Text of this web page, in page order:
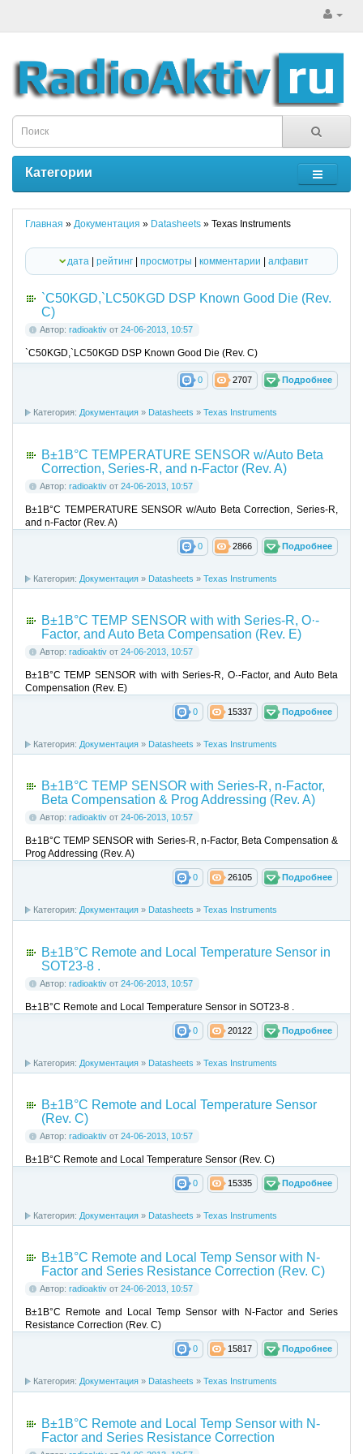
Категории
Главная » Документация » Datasheets » Texas Instruments
дата | рейтинг| просмотры | комментарии | алфавит
`C50KGD,`LC50KGD DSP Known Good Die (Rev.
C)
Автор: radioaktiv от 24-06-2013, 10:57
`C50KGD,`LC50KGD DSP Known Good Die (Rev. C)
Подробнее
2707
0
Категория: Документация » Datasheets » Texas Instruments
В±1В°C TEMPERATURE SENSOR w/Auto Beta
Correction, Series-R, and n-Factor (Rev. A)
Автор: radioaktiv от 24-06-2013, 10:57
В±1В°C TEMPERATURE SENSOR w/Auto Beta Correction, Series-R,
and n-Factor (Rev. A)
Подробнее
2866
0
Категория: Документация » Datasheets » Texas Instruments
В±1В°C TEMP SENSOR with with Series-R, О·-
Factor, and Auto Beta Compensation (Rev. E)
Автор: radioaktiv от 24-06-2013, 10:57
В±1В°C TEMP SENSOR with with Series-R, О·-Factor, and Auto Beta
Compensation (Rev. E)
Подробнее
15337
0
Категория: Документация » Datasheets » Texas Instruments
В±1В°C TEMP SENSOR with Series-R, n-Factor,
Beta Compensation & Prog Addressing (Rev. A)
Автор: radioaktiv от 24-06-2013, 10:57
В±1В°C TEMP SENSOR with Series-R, n-Factor, Beta Compensation &
Prog Addressing (Rev. A)
Подробнее
26105
0
Категория: Документация » Datasheets » Texas Instruments
В±1В°C Remote and Local Temperature Sensor in
SOT23-8 .
Автор: radioaktiv от 24-06-2013, 10:57
В±1В°C Remote and Local Temperature Sensor in SOT23-8 .
Подробнее
20122
0
Категория: Документация » Datasheets » Texas Instruments
В±1В°C Remote and Local Temperature Sensor
(Rev. C)
Автор: radioaktiv от 24-06-2013, 10:57
В±1В°C Remote and Local Temperature Sensor (Rev. C)
Подробнее
15335
0
Категория: Документация » Datasheets » Texas Instruments
В±1В°C Remote and Local Temp Sensor with N-
Factor and Series Resistance Correction (Rev. C)
Автор: radioaktiv от 24-06-2013, 10:57
В±1В°C Remote and Local Temp Sensor with N-Factor and Series
Resistance Correction (Rev. C)
Подробнее
15817
0
Категория: Документация » Datasheets » Texas Instruments
В±1В°C Remote and Local Temp Sensor with N-
Factor and Series Resistance Correction